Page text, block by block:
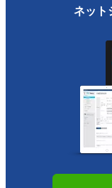
ネット